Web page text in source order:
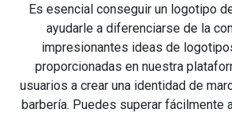
Es esencial conseguir un logotipo
ayudarle a diferenciarse de la
impresionantes ideas de
proporcionadas en nuestra
usuarios a crear una identidad de
barbería. Puedes superar fácilmente